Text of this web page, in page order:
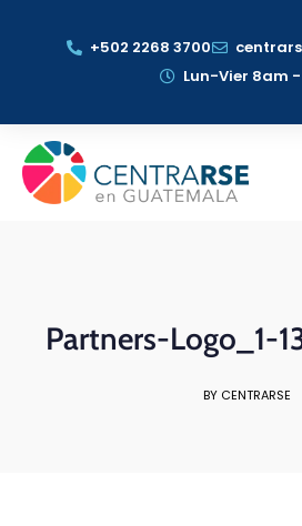
+502 2268 3700
Lun-Vier 8am
Partners-Logo_1-
BY CENTRARSE